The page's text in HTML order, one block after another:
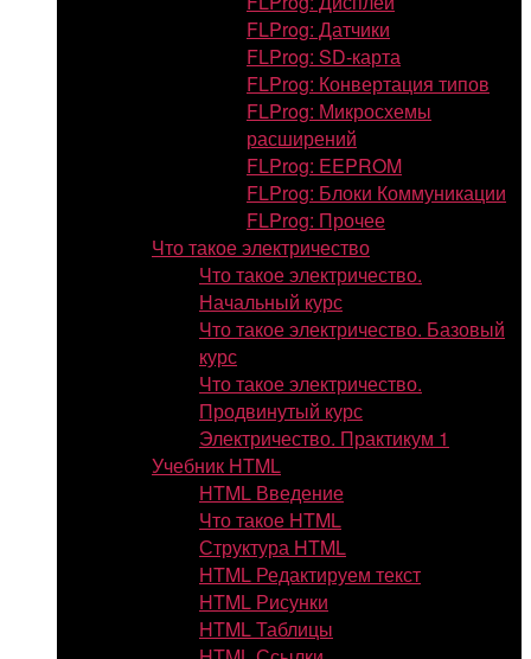
FLProg: Датчики
FLProg: SD-карта
FLProg: Конвертация типов
FLProg: Микросхемы
расширений
FLProg: EEPROM
FLProg: Блоки Коммуникации
FLProg: Прочее
Что такое электричество
Что такое электричество.
Начальный курс
Что такое электричество. Базовый
курс
Что такое электричество.
Продвинутый курс
Электричество. Практикум 1
Учебник HTML
HTML Введение
Что такое HTML
Структура HTML
HTML Редактируем текст
HTML Рисунки
HTML Таблицы